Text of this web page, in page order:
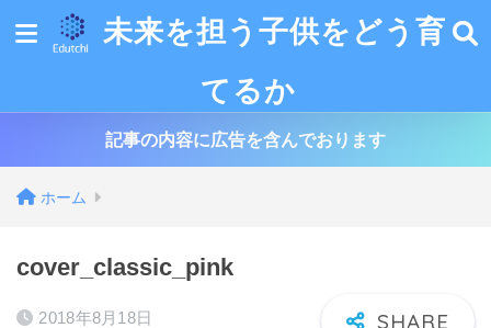
未来を担う子供をどう育
てるか
記事の内容に広告を含んでおります
ホーム
cover_classic_pink
2018年8月18日